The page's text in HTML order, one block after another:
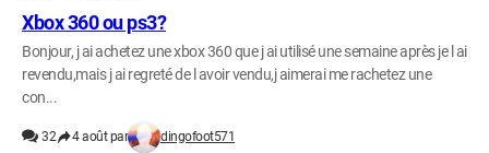
Xbox 360 ou ps3?
Bonjour, j ai achetez une xbox 360 que j ai utilisé une semaine après je l ai
revendu,mais j ai regreté de l avoir vendu,j aimerai me rachetez une
con...
32 4 août par dingofoot571